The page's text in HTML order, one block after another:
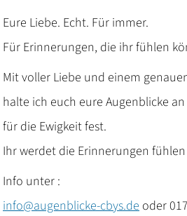
Eure Liebe. Echt. Für immer.
Für Erinnerungen, die ihr fühlen
Mit voller Liebe und einem
halte ich euch eure Augenblicke
für die Ewigkeit fest.
Ihr werdet die Erinnerungen
Info unter :
info@augenblicke-cbys.de oder